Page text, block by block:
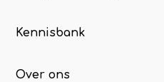
Kennisbank
Over ons